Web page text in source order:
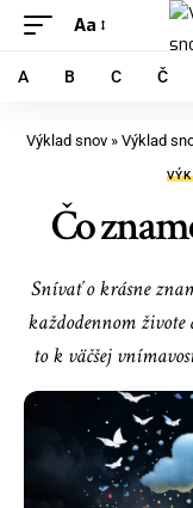
Aa
A B C Č
Výklad snov » Výklad
Čo
Snívať o krásne
každodennom
to k väčšej